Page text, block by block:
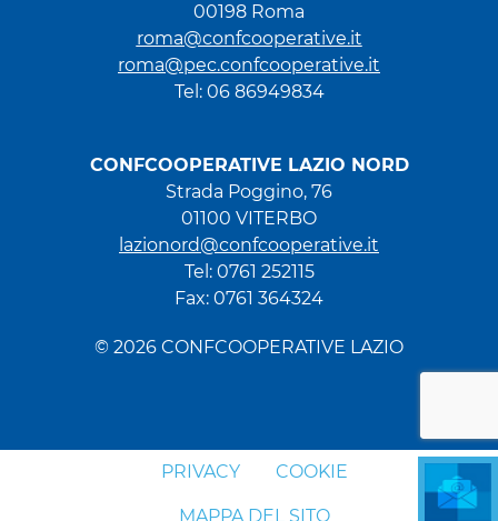
00198 Roma
roma@confcooperative.it
roma@pec.confcooperative.it
Tel: 06 86949834
CONFCOOPERATIVE LAZIO NORD
Strada Poggino, 76
01100 VITERBO
lazionord@confcooperative.it
Tel: 0761 252115
Fax: 0761 364324
© 2026 CONFCOOPERATIVE LAZIO
PRIVACY COOKIE
MAPPA DEL SITO